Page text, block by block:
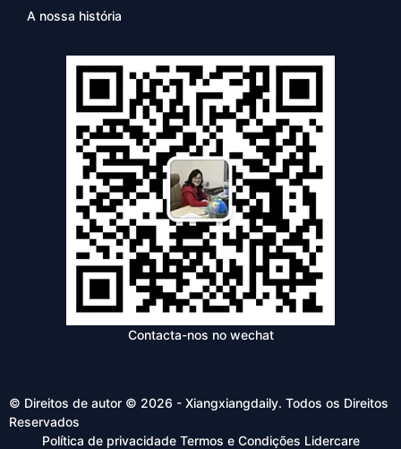
A nossa história
Contacta-nos no wechat
© Direitos de autor © 2026 - Xiangxiangdaily. Todos os Direitos
Reservados
Política de privacidade Termos e Condições Lidercare